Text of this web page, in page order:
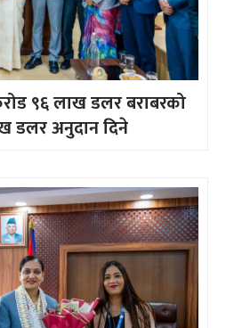
९६ लाख डलर बराबरको
डलर अनुदान दिने